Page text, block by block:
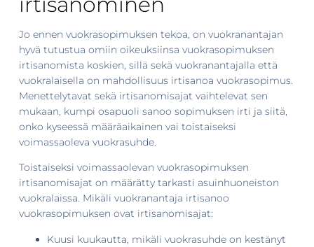
Jo ennen vuokrasopimuksen tekoa, on vuokranantajan
hyvä tutustua omiin oikeuksiinsa vuokrasopimuksen
irtisanomista koskien, sillä sekä vuokranantajalla että
vuokralaisella on mahdollisuus irtisanoa vuokrasopimus.
Menettelytavat sekä irtisanomisajat vaihtelevat sen
mukaan, kumpi osapuoli sanoo sopimuksen irti ja siitä,
onko kyseessä määräaikainen vai toistaiseksi
voimassaoleva vuokrasuhde.
Toistaiseksi voimassaolevan vuokrasopimuksen
irtisanomisajat on määrätty tarkasti asuinhuoneiston
vuokralaissa. Mikäli vuokranantaja irtisanoo
vuokrasopimuksen ovat irtisanomisajat:
Kuusi kuukautta, mikäli vuokrasuhde on kestänyt